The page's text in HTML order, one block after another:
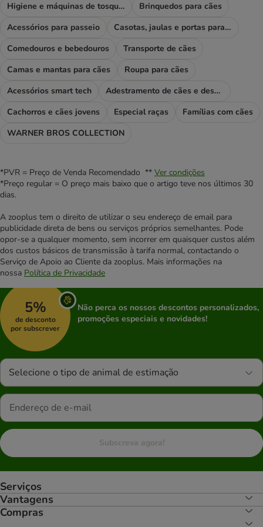
Higiene e máquinas de tosquiar
Brinquedos para cães
Acessórios para passeio
Casotas, jaulas e portas para cães
Comedouros e bebedouros
Transporte de cães
Camas e mantas para cães
Roupa para cães
Acessórios smart tech
Adestramento de cães e desporto
Cachorros e cães jovens
Especial raças
Famílias com cães
WARNER BROS COLLECTION
*PVR = Preço de Venda Recomendado ** Ver condições
*Preço regular = O preço mais baixo que o artigo teve nos últimos 30
dias.
A zooplus tem o direito de utilizar o seu endereço de email para
publicidade direta de bens ou serviços próprios semelhantes. Pode
opor-se a qualquer momento, sem incorrer em quaisquer custos além
dos custos básicos de transmissão à tarifa normal, contactando o
Serviço de Apoio ao Cliente da zooplus. Mais informações na
nossa Política de Privacidade
5%
de desconto
por subscrever
Não perca os nossos descontos personalizados,
promoções especiais e novidades!
Selecione o tipo de animal de estimação
Subscreva agora!
Serviços
Vantagens
Compras